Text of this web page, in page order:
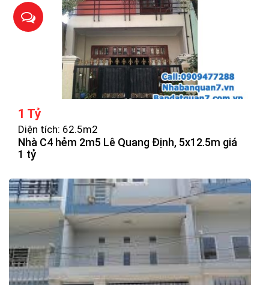
1 Tỷ
Diện tích: 62.5m2
Nhà C4 hẻm 2m5 Lê Quang Định, 5x12.5m giá
1 tỷ